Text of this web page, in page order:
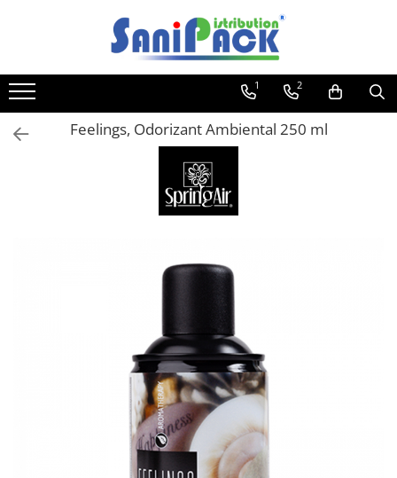
Toate Produsele
Produse de Curatenie
Sapunuri Lichide
Detergenti pentru Rufe
Detergenti Dezinfectanti
Detergenti Universali
Produse pentru Piscina
Detergenti Ultra-Concentrati
1 2
Feelings, Odorizant Ambiental 250 ml